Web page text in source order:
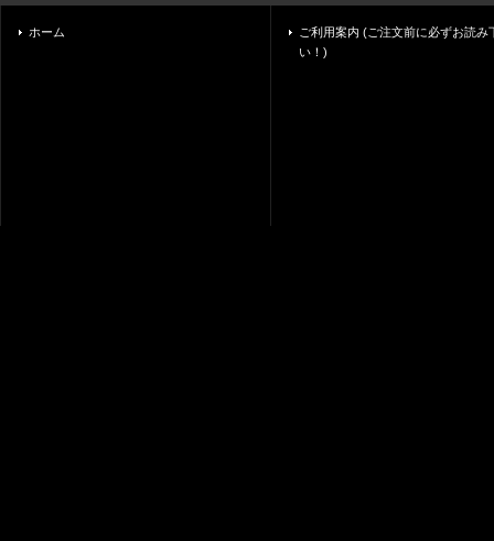
ホーム
ご利用案内 (ご注文前に必ずお読み
い！)